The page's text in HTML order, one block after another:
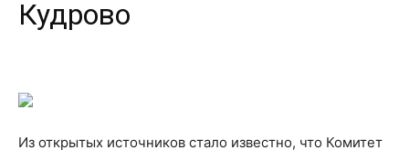
Кудрово
Из открытых источников стало известно, что Комитет